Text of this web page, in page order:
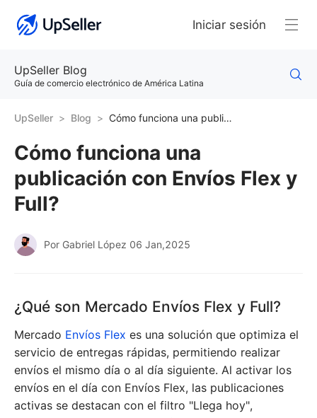
Iniciar sesión
UpSeller Blog
Guía de comercio electrónico de América Latina
UpSeller Blog Cómo funciona una publicación con Envíos Flex y Full?
Cómo funciona una
publicación con Envíos Flex y
Full?
Por Gabriel López 06 Jan,2025
¿Qué son Mercado Envíos Flex y Full?
Mercado Envíos Flex es una solución que optimiza el
servicio de entregas rápidas, permitiendo realizar
envíos el mismo día o al día siguiente. Al activar los
envíos en el día con Envíos Flex, las publicaciones
activas se destacan con el filtro "Llega hoy",